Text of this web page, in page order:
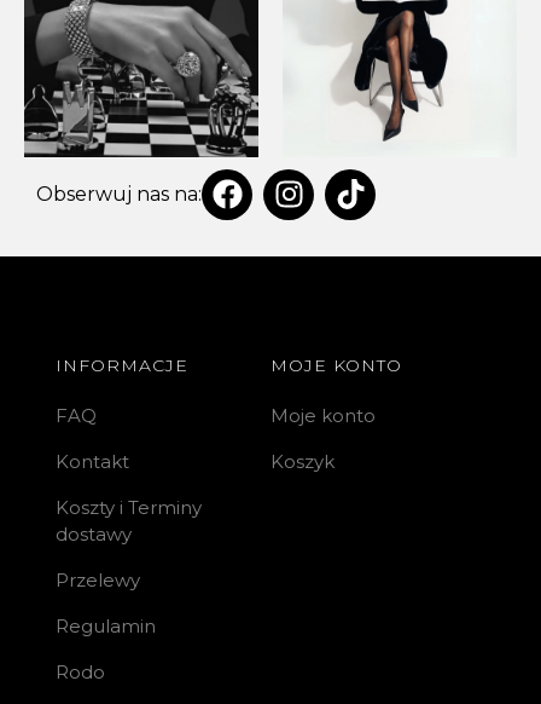
Obserwuj nas na:
INFORMACJE
FAQ
Kontakt
Koszty i Terminy
dostawy
Przelewy
Regulamin
Rodo
MOJE KONTO
Moje konto
Koszyk